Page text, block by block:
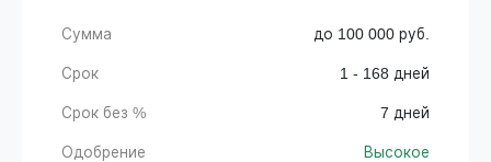
Сумма до 100 000 руб.
Срок 1 - 168 дней
Срок без % 7 дней
Одобрение Высокое